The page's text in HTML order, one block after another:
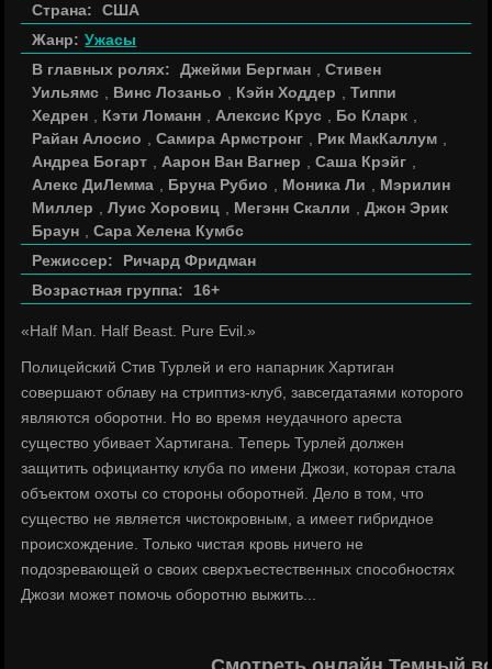
Страна:
США
Жанр: Ужасы
В главных ролях:
Джейми Бергман ,Стивен
Уильямс
Винс Лозаньо Кэйн Ходдер ,Типпи
Хедрен
Кэти Ломанн Алексис Крус Бо Кларк
Райан Алосио
,Самира Армстронг Рик МакКаллум
Андреа Богарт
Аарон Ван Вагнер ,Саша Крэйг
Алекс ДиЛемма
Бруна Рубио Моника Ли
Мэрилин
Миллер
,Луис Хоровиц Мегэнн Скалли ,Джон Эрик
Браун
,Сара Хелена Кумбс
Режиссер:
Ричард Фридман
Возрастная группа:
16+
«Half Man. Half Beast. Pure Evil.»
Полицейский Стив Турлей и его напарник Хартиган
совершают облаву на стриптиз-клуб, завсегдатаями которого
являются оборотни. Но во время неудачного ареста
существо убивает Хартигана. Теперь Турлей должен
защитить официантку клуба по имени Джози, которая стала
объектом охоты со стороны оборотней. Дело в том, что
существо не является чистокровным, а имеет гибридное
происхождение. Только чистая кровь ничего не
подозревающей о своих сверхъестественных способностях
Джози может помочь оборотню выжить...